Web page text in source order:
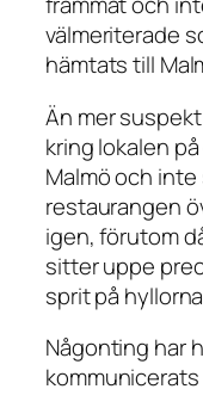
välmeriterade
hämtats till
Än mer
kring lokalen
Malmö och
restaurangen
igen, förutom
sitter uppe
sprit på
Någonting har